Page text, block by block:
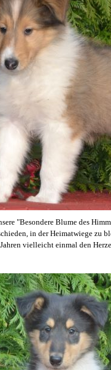
"Besondere Blume des
in der Heimatwiege zu
vielleicht einmal den